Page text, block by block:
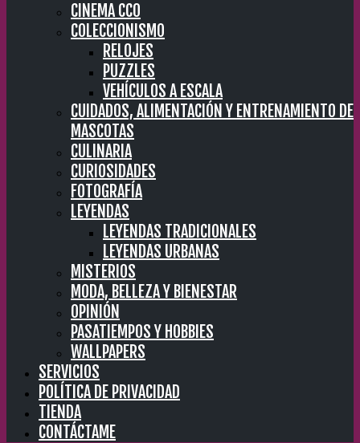
CINEMA CC0
COLECCIONISMO
RELOJES
PUZZLES
VEHÍCULOS A ESCALA
CUIDADOS, ALIMENTACIÓN Y ENTRENAMIENTO DE
MASCOTAS
CULINARIA
CURIOSIDADES
FOTOGRAFÍA
LEYENDAS
LEYENDAS TRADICIONALES
LEYENDAS URBANAS
MISTERIOS
MODA, BELLEZA Y BIENESTAR
OPINIÓN
PASATIEMPOS Y HOBBIES
WALLPAPERS
SERVICIOS
POLÍTICA DE PRIVACIDAD
TIENDA
CONTÁCTAME